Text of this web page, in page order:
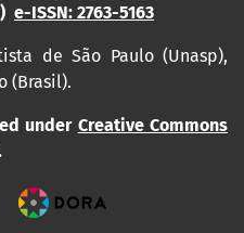
e-ISSN: 2763-5163
de São Paulo (Unasp),
(Brasil).
under Creative Commons